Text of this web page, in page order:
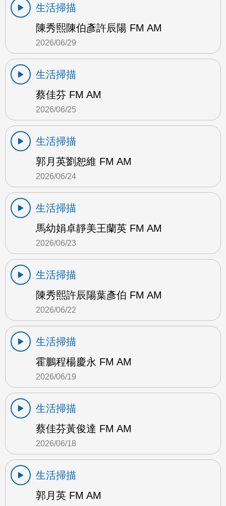
生活掃描
陳秀熙陳伯彥許辰陽 FM AM
2026/06/29
生活掃描
蔡佳芬 FM AM
2026/06/25
生活掃描
郭月英劉恕維 FM AM
2026/06/24
生活掃描
馬幼娟卓靜美王蘭英 FM AM
2026/06/23
生活掃描
陳秀熙許辰陽葉彥伯 FM AM
2026/06/22
生活掃描
霍鵬程楊慶永 FM AM
2026/06/19
生活掃描
蔡佳芬黃俊達 FM AM
2026/06/18
生活掃描
郭月英 FM AM